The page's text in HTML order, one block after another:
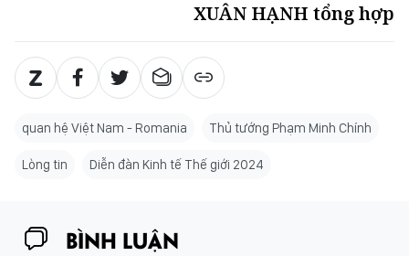
XUÂN HẠNH tổng hợp
quan hệ Việt Nam - Romania Thủ tướng Phạm Minh Chính
Lòng tin Diễn đàn Kinh tế Thế giới 2024
BÌNH LUẬN